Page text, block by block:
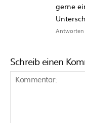
gerne
Antworten
Schreib einen